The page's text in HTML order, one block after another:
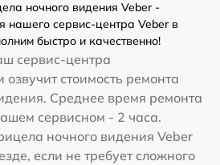
ночного видения Veber -
нашего сервис-центра Veber в
быстро и качественно!
сервис-центра
озвучит стоимость ремонта
Среднее время ремонта
сервисном - 2 часа.
ночного видения Veber
если не требует сложного